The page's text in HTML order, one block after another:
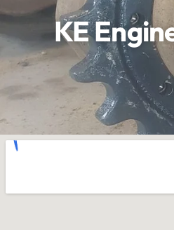
KE